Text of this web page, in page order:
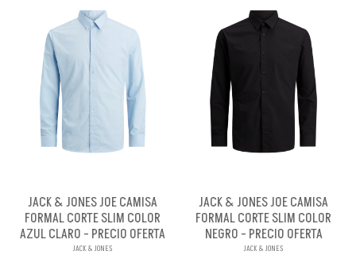
JACK & JONES JOE CAMISA
FORMAL CORTE SLIM COLOR
AZUL CLARO - PRECIO OFERTA
JACK & JONES
JACK & JONES JOE CAMISA
FORMAL CORTE SLIM COLOR
NEGRO - PRECIO OFERTA
JACK & JONES